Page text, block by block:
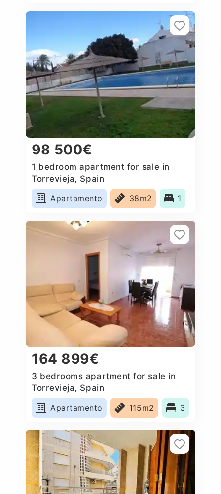
98 500€
1 bedroom apartment for sale in
Torrevieja, Spain
Apartamento
38m2 1
164 899€
3 bedrooms apartment for sale in
Torrevieja, Spain
Apartamento
115m2 3